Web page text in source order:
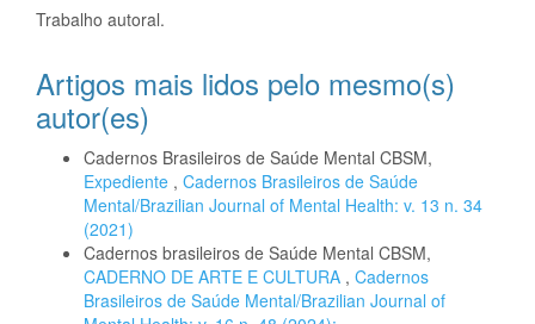
Trabalho autoral.
Artigos mais lidos pelo mesmo(s)
autor(es)
Cadernos Brasileiros de Saúde Mental CBSM,
Expediente , Cadernos Brasileiros de Saúde
Mental/Brazilian Journal of Mental Health: v. 13 n. 34
(2021)
Cadernos brasileiros de Saúde Mental CBSM,
CADERNO DE ARTE E CULTURA , Cadernos
Brasileiros de Saúde Mental/Brazilian Journal of